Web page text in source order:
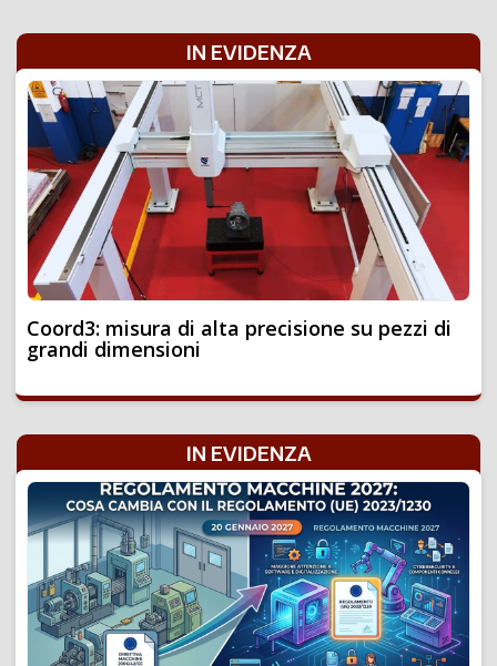
IN EVIDENZA
Coord3: misura di alta precisione su pezzi di
grandi dimensioni
IN EVIDENZA